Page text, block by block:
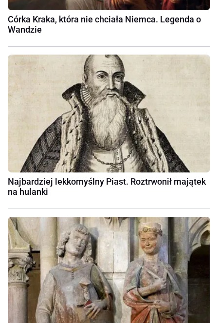
Córka Kraka, która nie chciała Niemca. Legenda o
Wandzie
Najbardziej lekkomyślny Piast. Roztrwonił majątek
na hulanki